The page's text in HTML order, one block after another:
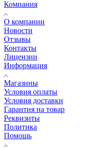
Компания
О компании
Новости
Отзывы
Контакты
Лицензии
Информация
Магазины
Условия оплаты
Условия доставки
Гарантия на товар
Реквизиты
Политика
Помощь